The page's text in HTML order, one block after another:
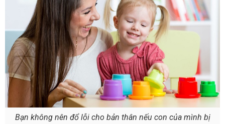
Bạn không nên đổ lỗi cho bản thân nếu con của mình bị